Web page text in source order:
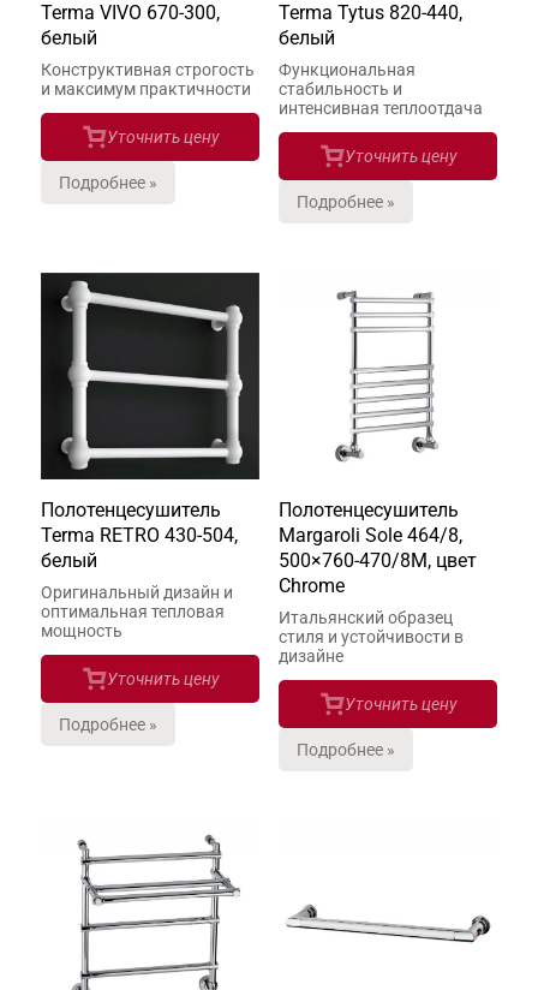
Terma VIVO 670-300,
белый
Конструктивная строгость
и максимум практичности
Уточнить цену
Подробнее »
Terma Tytus 820-440,
белый
Функциональная
стабильность и
интенсивная теплоотдача
Уточнить цену
Подробнее »
Полотенцесушитель
Terma RETRO 430-504,
белый
Оригинальный дизайн и
оптимальная тепловая
мощность
Уточнить цену
Подробнее »
Полотенцесушитель
Margaroli Sole 464/8,
500×760-470/8M, цвет
Chrome
Итальянский образец
стиля и устойчивости в
дизайне
Уточнить цену
Подробнее »